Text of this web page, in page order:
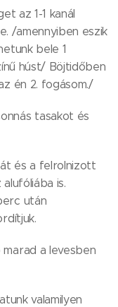
az 1-1 kanál
/amennyiben eszik
bele 1
húst/ Böjtidőben
én 2. fogásom./
tasakot és
és a felrolnizott
is.
után
a levesben
valamilyen